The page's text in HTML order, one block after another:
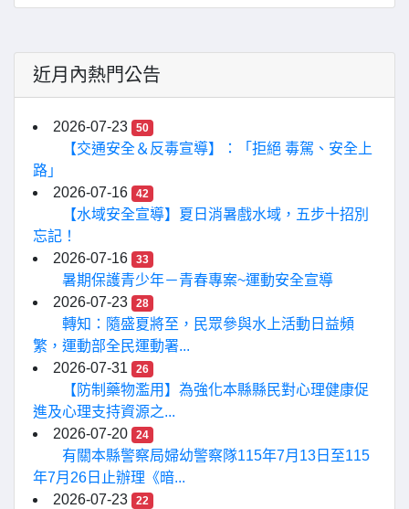
近月內熱門公告
2026-07-23 50
【交通安全＆反毒宣導】：「拒絕 毒駕、安全上
路」
2026-07-16
42
【水域安全宣導】夏日消暑戲水域，五步十招別
忘記！
2026-07-16
33
暑期保護青少年－青春專案~運動安全宣導
2026-07-23
28
轉知：隨盛夏將至，民眾參與水上活動日益頻
繁，運動部全民運動署...
2026-07-31
26
【防制藥物濫用】為強化本縣縣民對心理健康促
進及心理支持資源之...
2026-07-20
24
有關本縣警察局婦幼警察隊115年7月13日至115
年7月26日止辦理《暗...
2026-07-23
22